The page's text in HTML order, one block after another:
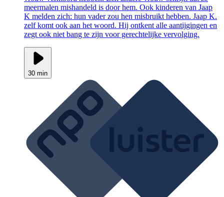
meermalen mishandeld is door hem. Ook kinderen van Jaap
K melden zich: hun vader zou hen misbruikt hebben. Jaap K.
zelf komt ook aan het woord. Hij ontkent alle aantijgingen en
zegt ook niet bang te zijn voor gerechtelijke vervolging.
30 min